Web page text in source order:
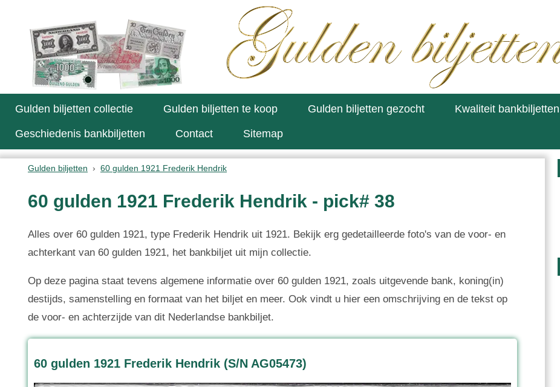
Gulden biljetten collectie Gulden biljetten te koop Gulden biljetten gezocht Kwaliteit bankbiljetten
Geschiedenis bankbiljetten Contact Sitemap
Gulden biljetten 60 gulden 1921 Frederik Hendrik
60 gulden 1921 Frederik Hendrik - pick# 38
Alles over 60 gulden 1921, type Frederik Hendrik uit 1921. Bekijk erg gedetailleerde foto's van de voor- en
achterkant van 60 gulden 1921, het bankbiljet uit mijn collectie.
Op deze pagina staat tevens algemene informatie over 60 gulden 1921, zoals uitgevende bank, koning(in)
destijds, samenstelling en formaat van het biljet en meer. Ook vindt u hier een omschrijving en de tekst op
de voor- en achterzijde van dit Nederlandse bankbiljet.
60 gulden 1921 Frederik Hendrik (S/N AG05473)